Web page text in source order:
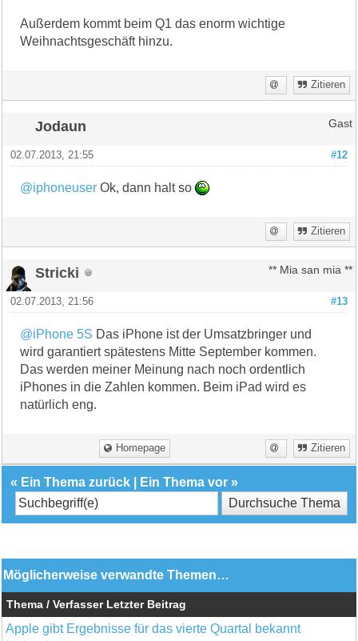
Außerdem kommt beim Q1 das enorm wichtige
Weihnachtsgeschäft hinzu.
Zitieren
Jodaun Gast
#12
02.07.2013, 21:55
@iphoneuser Ok, dann halt so
Zitieren
Stricki ** Mia san mia **
#13
02.07.2013, 21:56
@iPhone 5S Das iPhone ist der Umsatzbringer und
wird garantiert spätestens Mitte September kommen.
Das werden meiner Meinung nach noch ordentlich
iPhones in die Zahlen kommen. Beim iPad wird es
natürlich eng.
Homepage Zitieren
« Ein Thema zurück Ein Thema vor »
Möglicherweise verwandte Themen…
Thema / Verfasser Letzter Beitrag
Apple gibt Ergebnisse für das vierte Quartal bekannt